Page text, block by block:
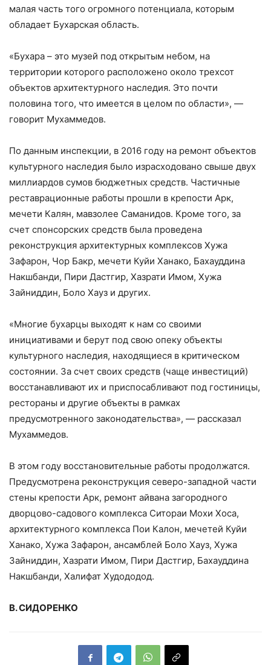
малая часть того огромного потенциала, которым
обладает Бухарская область.
«Бухара – это музей под открытым небом, на
территории которого расположено около трехсот
объектов архитектурного наследия. Это почти
половина того, что имеется в целом по области», —
говорит Мухаммедов.
По данным инспекции, в 2016 году на ремонт объектов
культурного наследия было израсходовано свыше двух
миллиардов сумов бюджетных средств. Частичные
реставрационные работы прошли в крепости Арк,
мечети Калян, мавзолее Саманидов. Кроме того, за
счет спонсорских средств была проведена
реконструкция архитектурных комплексов Хужа
Зафарон, Чор Бакр, мечети Куйи Ханако, Бахауддина
Накшбанди, Пири Дастгир, Хазрати Имом, Хужа
Зайниддин, Боло Хауз и других.
«Многие бухарцы выходят к нам со своими
инициативами и берут под свою опеку объекты
культурного наследия, находящиеся в критическом
состоянии. За счет своих средств (чаще инвестиций)
восстанавливают их и приспосабливают под гостиницы,
рестораны и другие объекты в рамках
предусмотренного законодательства», — рассказал
Мухаммедов.
В этом году восстановительные работы продолжатся.
Предусмотрена реконструкция северо-западной части
стены крепости Арк, ремонт айвана загородного
дворцово-садового комплекса Ситораи Мохи Хоса,
архитектурного комплекса Пои Калон, мечетей Куйи
Ханако, Хужа Зафарон, ансамблей Боло Хауз, Хужа
Зайниддин, Хазрати Имом, Пири Дастгир, Бахауддина
Накшбанди, Халифат Худододод.
В. СИДОРЕНКО